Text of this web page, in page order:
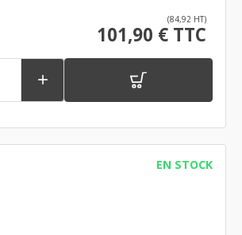
(84,92 HT)
101,90 € TTC

EN STOCK